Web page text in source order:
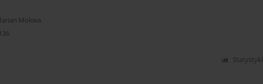
Mokwa
Statystyki